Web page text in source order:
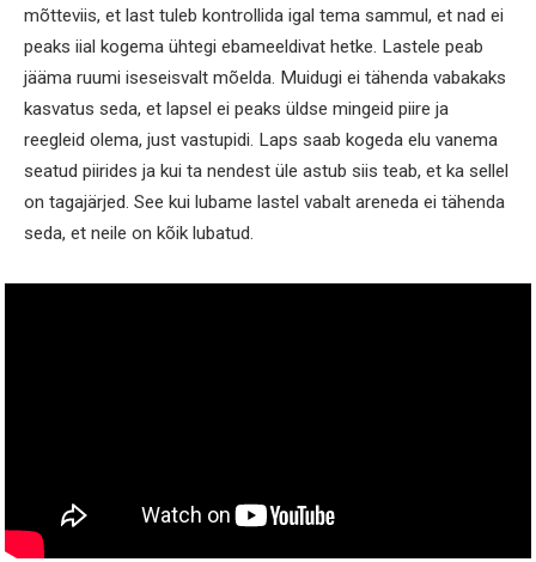
mõtteviis, et last tuleb kontrollida igal tema sammul, et nad ei
peaks iial kogema ühtegi ebameeldivat hetke. Lastele peab
jääma ruumi iseseisvalt mõelda. Muidugi ei tähenda vabakaks
kasvatus seda, et lapsel ei peaks üldse mingeid piire ja
reegleid olema, just vastupidi. Laps saab kogeda elu vanema
seatud piirides ja kui ta nendest üle astub siis teab, et ka sellel
on tagajärjed. See kui lubame lastel vabalt areneda ei tähenda
seda, et neile on kõik lubatud.